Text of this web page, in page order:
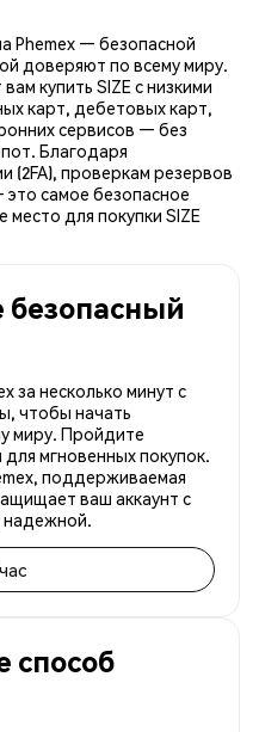
Phemex — безопасной
доверяют по всему миру.
купить SIZE с низкими
карт, дебетовых карт,
сервисов — без
Благодаря
(2FA), проверкам резервов
самое безопасное
место для покупки SIZE
безопасный
за несколько минут с
чтобы начать
миру. Пройдите
мгновенных покупок.
поддерживаемая
ваш аккаунт с
надежной.
способ